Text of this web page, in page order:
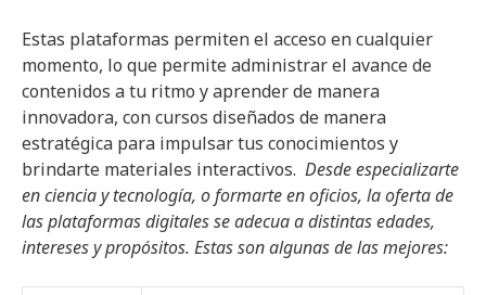
Estas plataformas permiten el acceso en cualquier
momento, lo que permite administrar el avance de
contenidos a tu ritmo y aprender de manera
innovadora, con cursos diseñados de manera
estratégica para impulsar tus conocimientos y
brindarte materiales interactivos. Desde especializarte
en ciencia y tecnología, o formarte en oficios, la oferta de
las plataformas digitales se adecua a distintas edades,
intereses y propósitos. Estas son algunas de las mejores: